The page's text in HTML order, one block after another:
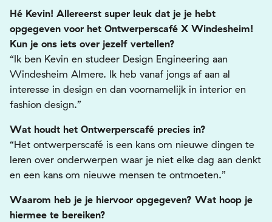
Hé Kevin! Allereerst super leuk dat je je hebt
opgegeven voor het Ontwerperscafé X Windesheim!
Kun je ons iets over jezelf vertellen?
“Ik ben Kevin en studeer Design Engineering aan
Windesheim Almere. Ik heb vanaf jongs af aan al
interesse in design en dan voornamelijk in interior en
fashion design.”
Wat houdt het Ontwerperscafé precies in?
“Het ontwerperscafé is een kans om nieuwe dingen te
leren over onderwerpen waar je niet elke dag aan denkt
en een kans om nieuwe mensen te ontmoeten.”
Waarom heb je je hiervoor opgegeven? Wat hoop je
hiermee te bereiken?